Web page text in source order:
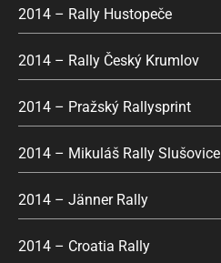
2014 – Rally Hustopeče
2014 – Rally Český Krumlov
2014 – Pražský Rallysprint
2014 – Mikuláš Rally Slušovice
2014 – Jänner Rally
2014 – Croatia Rally